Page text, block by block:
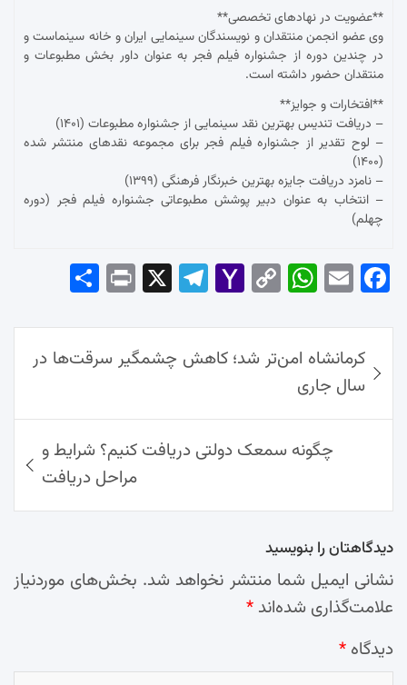
**عضویت در نهادهای تخصصی**
وی عضو انجمن منتقدان و نویسندگان سینمایی ایران و خانه سینماست و
در چندین دوره از جشنواره فیلم فجر به عنوان داور بخش مطبوعات و
منتقدان حضور داشته است.
**افتخارات و جوایز**
– دریافت تندیس بهترین نقد سینمایی از جشنواره مطبوعات (۱۴۰۱)
– لوح تقدیر از جشنواره فیلم فجر برای مجموعه نقدهای منتشر شده
(۱۴۰۰)
– نامزد دریافت جایزه بهترین خبرنگار فرهنگی (۱۳۹۹)
– انتخاب به عنوان دبیر پوشش مطبوعاتی جشنواره فیلم فجر (دوره
چهلم)
Fac
ok
Em
Wh
Ap
p
Co
Lin
k
Yah
Mai
l
Tel
am
Pri
نوشته‌ها
کرمانشاه امن‌تر شد؛ کاهش چشمگیر سرقت‌ها در
سال جاری
چگونه سمعک دولتی دریافت کنیم؟ شرایط و
مراحل دریافت
دیدگاهتان را بنویسید
نشانی ایمیل شما منتشر نخواهد شد. بخش‌های موردنیاز
علامت‌گذاری شده‌اند *
دیدگاه *